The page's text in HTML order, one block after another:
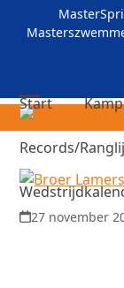
Start
Records/
Open
mobile
menu
Close
mobile
menu
27 november